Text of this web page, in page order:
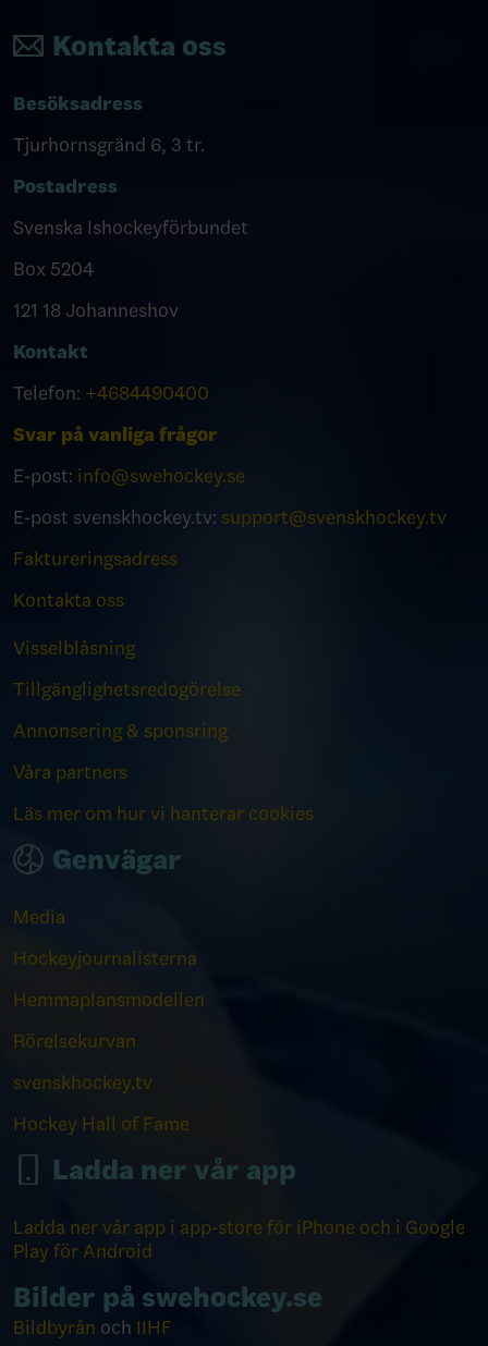
Kontakta oss
Besöksadress
Tjurhornsgränd 6, 3 tr.
Postadress
Svenska Ishockeyförbundet
Box 5204
121 18 Johanneshov
Kontakt
Telefon: +4684490400
Svar på vanliga frågor
E-post: info@swehockey.se
E-post svenskhockey.tv: support@svenskhockey.tv
Faktureringsadress
Kontakta oss
Visselblåsning
Tillgänglighetsredogörelse
Annonsering & sponsring
Våra partners
Läs mer om hur vi hanterar cookies
Genvägar
Media
Hockeyjournalisterna
Hemmaplansmodellen
Rörelsekurvan
svenskhockey.tv
Hockey Hall of Fame
Ladda ner vår app
Ladda ner vår app i app-store för iPhone och i Google
Play för Android
Bilder på swehockey.se
Bildbyrån och IIHF